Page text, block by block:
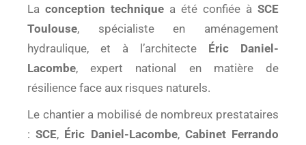
Laconception technique a été confiée à SCE
Toulouse, spécialiste en aménagement
hydraulique, et à l’architecte Éric Daniel-
Lacombe, expert national en matière de
résilience face aux risques naturels.
Le chantier a mobilisé de nombreux prestataires
:SCE, Éric Daniel-Lacombe, Cabinet Ferrando